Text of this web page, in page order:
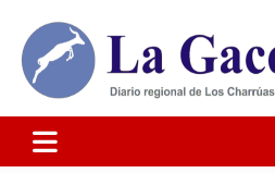
contenido
Diario La Gacela